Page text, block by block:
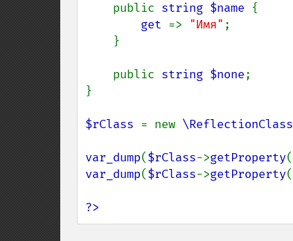
    public
string $name {
get => "Имя" ;
    public
string $none;
}
$rClass = new \ReflectionClass
var_dump($rClass->getProperty(
var_dump($rClass->getProperty(
?>